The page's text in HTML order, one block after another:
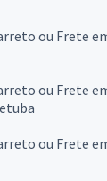
ou Frete
ou Frete
ou Frete